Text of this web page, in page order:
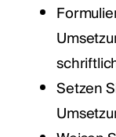
Setzen